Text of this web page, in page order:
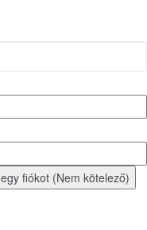
fiókot (Nem kötelező)